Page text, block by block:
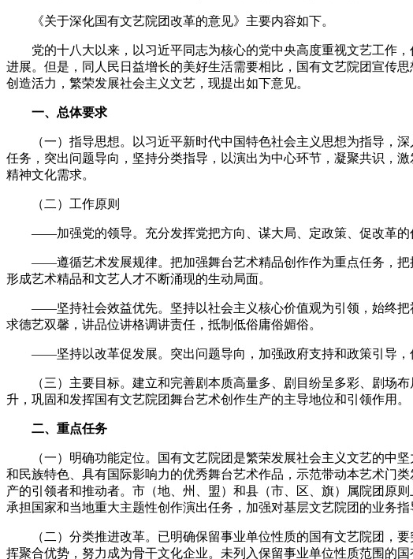
《关于深化国有文艺院团改革的意见》主要内容如下。
党的十八大以来，以习近平同志为核心的党中央高度重视文艺工作
进展。但是，同人民日益增长的美好生活需要相比，国有文艺院团宣传
创造活力，繁荣发展社会主义文艺，现提出如下意见。
一、总体要求
（一）指导思想。以习近平新时代中国特色社会主义思想为指导，
任务，突出问题导向，坚持分类指导，以演出为中心环节，凝聚共识，
精神文化需求。
（二）工作原则
——加强党的领导。充分发挥党把方向、谋大局、定政策、促改革的
——遵循艺术发展规律。把加强舞台艺术精品创作作为重点任务，
形成艺术精品和文艺人才不断涌现的生动局面。
——坚持社会效益优先。坚持以社会主义核心价值观为引领，始终
求德艺双馨，讲品位讲格调讲责任，抵制低俗庸俗媚俗。
——坚持以改革促发展。突出问题导向，加强政府支持和政策引导，
（三）主要目标。建立和完善剧本质高量多、剧目纷呈多彩、剧场
升，巩固和发挥国有文艺院团舞台艺术创作生产的主导地位和引领作用。
二、重点任务
（一）明确功能定位。国有文艺院团是繁荣发展社会主义文艺的中
和民族特色、具有国际影响力的优秀舞台艺术作品，示范带动本艺术门
产的引领者和推动者。市（地、州、盟）和县（市、区、旗）属院团原
承担国家和当地重大主题性创作演出任务，加强对基层文艺院团的业务指
（二）分类推进改革。已明确保留事业单位性质的国有文艺院团，
挥聚合优势，努力成为骨干文化企业。未列入保留事业单位性质范围的